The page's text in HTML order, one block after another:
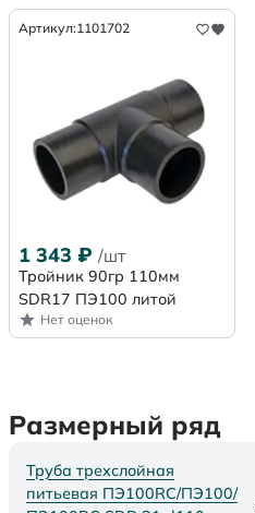
Артикул:1101702
1 343 ₽ /шт
Тройник 90гр 110мм
SDR17 ПЭ100 литой
Нет оценок
Размерный ряд
Труба трехслойная
питьевая ПЭ100RC/ПЭ100/